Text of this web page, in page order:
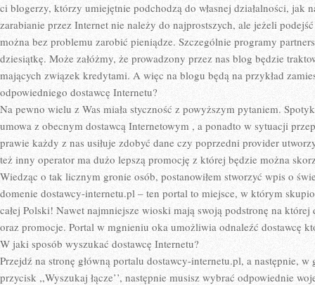
ci blogerzy, którzy umiejętnie podchodzą do własnej działalności, jak
zarabianie przez Internet nie należy do najprostszych, ale jeżeli
można bez problemu zarobić pieniądze. Szczególnie programy
dziesiątkę. Może załóżmy, że prowadzony przez nas blog będzie
mających związek kredytami. A więc na blogu będą na przykład
odpowiedniego dostawcę Internetu?
Na pewno wielu z Was miała styczność z powyższym pytaniem.
umowa z obecnym dostawcą Internetowym , a ponadto w sytuacji
prawie każdy z nas usiłuje zdobyć dane czy poprzedni provider
też inny operator ma dużo lepszą promocję z której będzie można
Wiedząc o tak licznym gronie osób, postanowiłem stworzyć wpis o
domenie dostawcy-internetu.pl – ten portal to miejsce, w którym
całej Polski! Nawet najmniejsze wioski mają swoją podstronę na której
oraz promocje. Portal w mgnieniu oka umożliwia odnaleźć dostawcę
W jaki sposób wyszukać dostawcę Internetu?
Przejdź na stronę główną portalu dostawcy-internetu.pl, a następnie,
przycisk ,,Wyszukaj łącze’’, następnie musisz wybrać odpowiednie